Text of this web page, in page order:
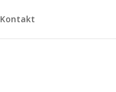
Kontakt